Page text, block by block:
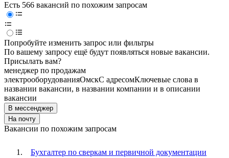
Есть 566 вакансий по похожим запросам
Попробуйте изменить запрос или фильтры
По вашему запросу ещё будут появляться новые вакансии.
Присылать вам?
менеджер по продажам
электрооборудованияОмскС адресомКлючевые слова в
названии вакансии, в названии компании и в описании
вакансии
В мессенджер
На почту
Вакансии по похожим запросам
Бухгалтер по сверкам и первичной документации